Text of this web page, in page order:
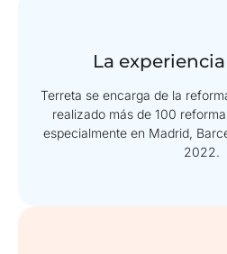
La
Terreta se encarga de la
realizado más de 100
especialmente en Madrid,
2022.